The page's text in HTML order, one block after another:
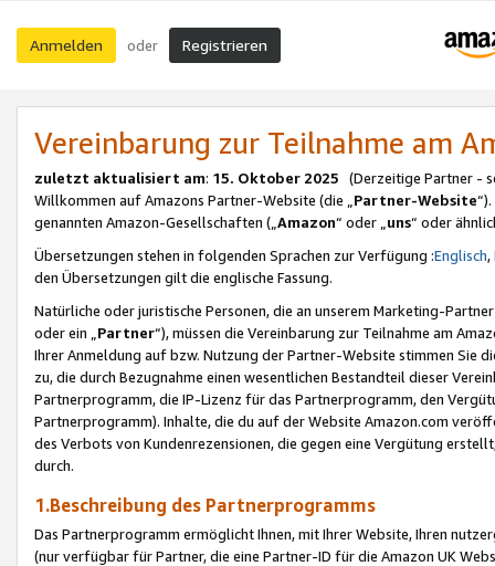
Anmelden oder Registrieren
Vereinbarung zur Teilnahme am
zuletzt aktualisiert am: 15. Oktober 2025 (Derzeitige Partner -
Willkommen auf Amazons Partner-Website (die „Partner-Website
genannten Amazon-Gesellschaften („Amazon“ oder „uns“ oder
Übersetzungen stehen in folgenden Sprachen zur Verfügung :Englisch,
den Übersetzungen gilt die englische Fassung.
Natürliche oder juristische Personen, die an unserem Marketing-
oder ein „Partner“), müssen die Vereinbarung zur Teilnahme am
Ihrer Anmeldung auf bzw. Nutzung der Partner-Website stimmen Sie
zu, die durch Bezugnahme einen wesentlichen Bestandteil dieser
Partnerprogramm, die IP-Lizenz für das Partnerprogramm, den
Partnerprogramm). Inhalte, die du auf der Website Amazon.com
des Verbots von Kundenrezensionen, die gegen eine Vergütung
durch.
1.Beschreibung des Partnerprogramms
Das Partnerprogramm ermöglicht Ihnen, mit Ihrer Website, Ihren
(nur verfügbar für Partner, die eine Partner-ID für die Amazon UK